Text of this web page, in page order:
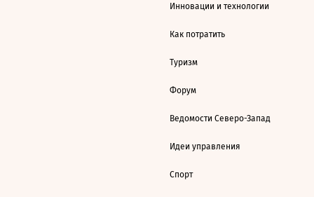
Инновации и технологии
Как потратить
Туризм
Форум
Ведомости Северо-Запад
Идеи управления
Спорт